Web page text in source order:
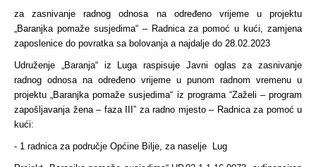
za zasnivanje radnog odnosa na određeno vrijeme u projektu
„Baranjka pomaže susjedima“ – Radnica za pomoć u kući, zamjena
zaposlenice do povratka sa bolovanja a najdalje do 28.02.2023
Udruženje „Baranja“ iz Luga raspisuje Javni oglas za zasnivanje
radnog odnosa na određeno vrijeme u punom radnom vremenu u
projektu „Baranjka pomaže susjedima“ iz programa “Zaželi – program
zapošljavanja žena – faza III” za radno mjesto – Radnica za pomoć u
kući:
- 1 radnica za područje Općine Bilje, za naselje Lug